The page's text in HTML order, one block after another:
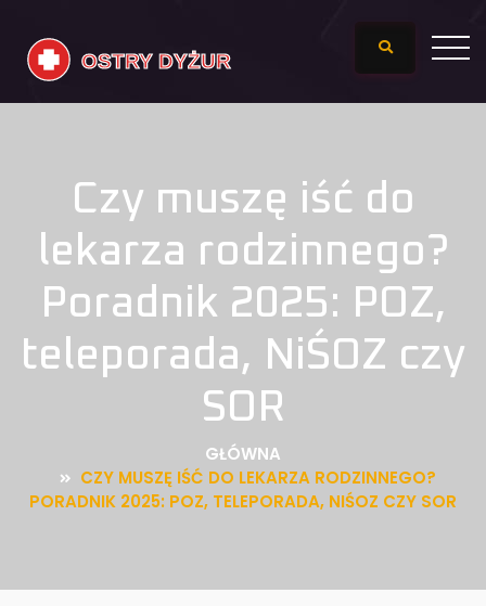
Czy muszę iść do
lekarza rodzinnego?
Poradnik 2025: POZ,
teleporada, NiŚOZ czy
SOR
GŁÓWNA
CZY MUSZĘ IŚĆ DO LEKARZA RODZINNEGO?
PORADNIK 2025: POZ, TELEPORADA, NIŚOZ CZY SOR